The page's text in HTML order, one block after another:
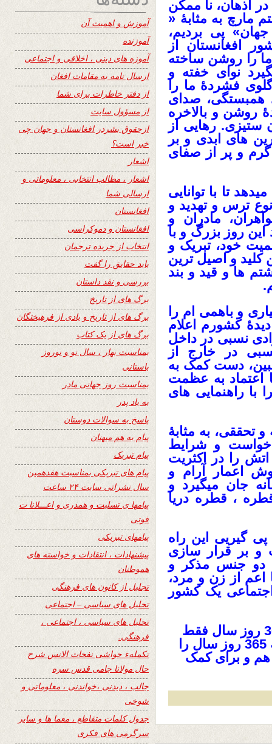
اذهان، نا ممکن
مارچ به مثابۀ «
پی بردیم،
افغانستان از
را روشن ساخته
نوای خفته و
فشردۀ ما را
همبستگی، صدای
روشن و بالاخره
ستیزی. رهایی از
های ابدی و بر
و پر از صفای
تا با توانایی
ترس و تهدید و
مادران و
روز بزرگ و با
خود، تبریک و
و اصیل ترین
ها و قید و بند
و باهمی ام را
کشورم اعلام
نسبی در داخل
در خارج از
دست کمک به
اعتماد به عظمت
با راهنمایی های
تحققی، به مثابۀ
خواست و شرایط
اتش را در اکثریت
اعمار آرام و
جان میگیرد و
، قطره دریا
گیریی این راه
و بر قرار سازی
دو جنس مذکر و
اعم از زن و مرد،
یک کشور
به امید روزیکه دیگر زنان افغانستان در 365 روز سال فقط
یک روز را روز همبستگی زنان نداشته بلکه 365 روز سال را
هم و برای کمک
آموزش و اهمیت آن
آموزنده
آموزه های دینی ، اخلاقی و اجتماعی
ارسال نامه به مقامات افغان
از دفتر خاطرات برای شما
از مسؤول سایت
ازحقوق بشردر افغانستان و جهان چی
خبر است؟
اشعار
اشعار ، مطالب انتخابی ، معلوماتی و
ارسالی شما
افغانستان
افغانستان و دموکراسی
انتخاب از جریده ترجمان
باید حقایق را گفت
بررسی و نقد داستان
برگ های از تاریخ
برگ های از تاریخ و یادی از فرهیختگان
برگ های از یک کتاب
بمناسبت بهار ، سال نو و نوروز
باستانی
بمناسبت روز جهانی مادر
به یاد پدر
پاسخ به سوالات دوستان
پیام به هم میهنان
پیام تبریک
پیام های تبریکی بمناسبت هفدهمین
سال نشراتی سایت ۲۴ ساعت
پیامها ی تسلیت و همدری و اعـــلانا ت
فوتی
پیامهای تبریکی
پیشنهادات ، انتقادات و خواسته های
هموطنان
تجلیل از کانون های فرهنگی
تحلیل های سیاسی – اجتماعی
تحلیل های سیاسی ، اجتماعی ،
فرهنگی.
تکملهء حواشی نفحات الانس شرح
حال مولانا جامی قدس سره
جالب ، دیدنی ،خواندنی ، معلوماتی و
شوخی
جدول کلمات متقاطع ، معما ها و سایر
سرگرمی های فکری